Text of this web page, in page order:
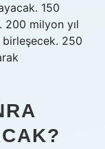
150
200 milyon yıl
250